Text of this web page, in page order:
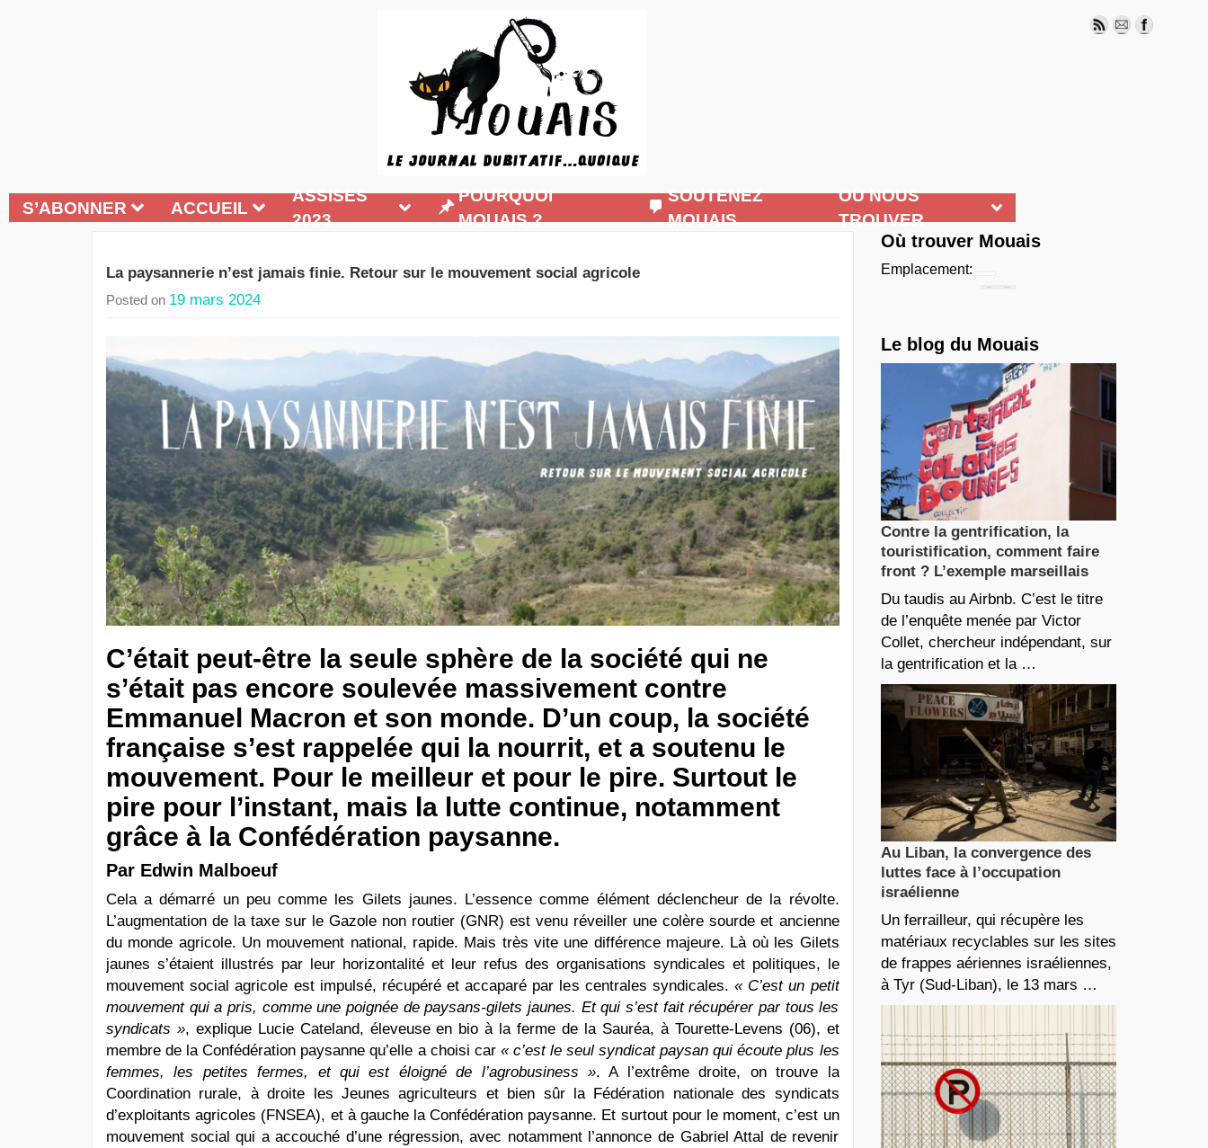
S’ABONNER ACCUEIL
ASSISES
2023
POURQUOI
MOUAIS ?
SOUTENEZ
MOUAIS
OÙ NOUS
TROUVER
La paysannerie n’est jamais finie. Retour sur le mouvement social agricole
Posted on 19 mars 2024
C’était peut-être la seule sphère de la société qui ne
s’était pas encore soulevée massivement contre
Emmanuel Macron et son monde. D’un coup, la société
française s’est rappelée qui la nourrit, et a soutenu le
mouvement. Pour le meilleur et pour le pire. Surtout le
pire pour l’instant, mais la lutte continue, notamment
grâce à la Confédération paysanne.
Par Edwin Malboeuf
Cela a démarré un peu comme les Gilets jaunes. L’essence comme élément déclencheur de la révolte.
L’augmentation de la taxe sur le Gazole non routier (GNR) est venu réveiller une colère sourde et ancienne
du monde agricole. Un mouvement national, rapide. Mais très vite une différence majeure. Là où les Gilets
jaunes s’étaient illustrés par leur horizontalité et leur refus des organisations syndicales et politiques, le
mouvement social agricole est impulsé, récupéré et accaparé par les centrales syndicales. « C’est un petit
mouvement qui a pris, comme une poignée de paysans-gilets jaunes. Et qui s’est fait récupérer par tous les
syndicats », explique Lucie Cateland, éleveuse en bio à la ferme de la Sauréa, à Tourette-Levens (06), et
membre de la Confédération paysanne qu’elle a choisi car « c’est le seul syndicat paysan qui écoute plus les
femmes, les petites fermes, et qui est éloigné de l’agrobusiness ». A l’extrême droite, on trouve la
Coordination rurale, à droite les Jeunes agriculteurs et bien sûr la Fédération nationale des syndicats
d’exploitants agricoles (FNSEA), et à gauche la Confédération paysanne. Et surtout pour le moment, c’est un
mouvement social qui a accouché d’une régression, avec notamment l’annonce de Gabriel Attal de revenir
Où trouver Mouais
Emplacement:
Le blog du Mouais
Contre la gentrification, la
touristification, comment faire
front ? L’exemple marseillais
Du taudis au Airbnb. C’est le titre
de l’enquête menée par Victor
Collet, chercheur indépendant, sur
la gentrification et la …
Au Liban, la convergence des
luttes face à l’occupation
israélienne
Un ferrailleur, qui récupère les
matériaux recyclables sur les sites
de frappes aériennes israéliennes,
à Tyr (Sud-Liban), le 13 mars …